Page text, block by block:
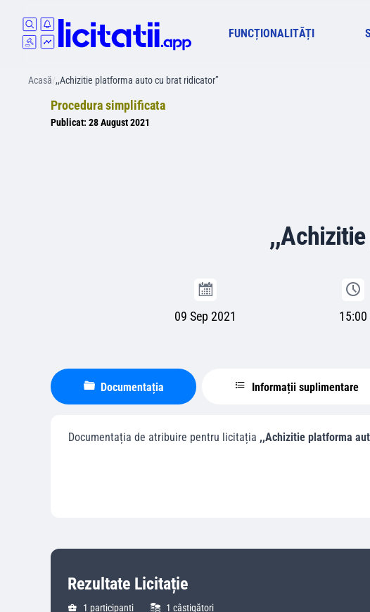
FUNCȚIONALITĂȚI
Acasă/,,Achizitie platforma auto cu brat ridicator”
Procedura simplificata
Publicat: 28 August 2021
09 Sep 2021 15:00
Documentația Informații suplimentare
Documentația de atribuire pentru licitația ,,Achizitie platforma
Rezultate Licitație
1 participanți 1 câștigători